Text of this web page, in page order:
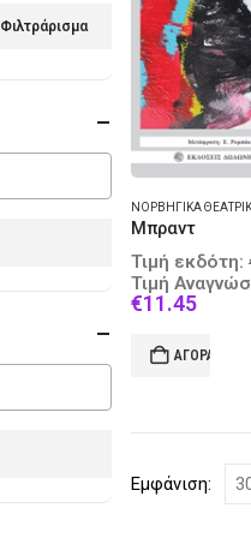
ΝΟΡΒΗΓΙΚΆ
Μπραντ
Τιμή εκδότη:
Τιμή
€11.45
is:
ΑΓΟΡΆ
Εμφάνιση:
Φιλτράρισμα